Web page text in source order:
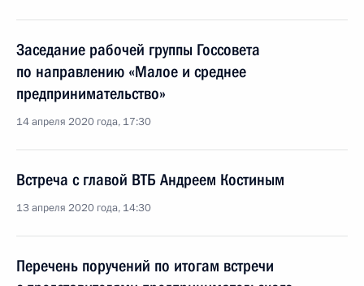
Заседание рабочей группы Госсовета
по направлению «Малое и среднее
предпринимательство»
14 апреля 2020 года, 17:30
Встреча с главой ВТБ Андреем Костиным
13 апреля 2020 года, 14:30
Перечень поручений по итогам встречи